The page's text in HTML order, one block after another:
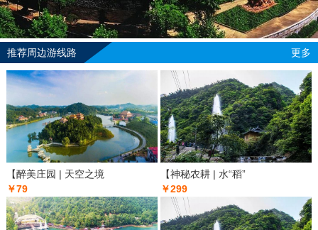
推荐周边游线路 更多
【醉美庄园 | 天空之境
￥79
【神秘农耕 | 水“稻”
￥299